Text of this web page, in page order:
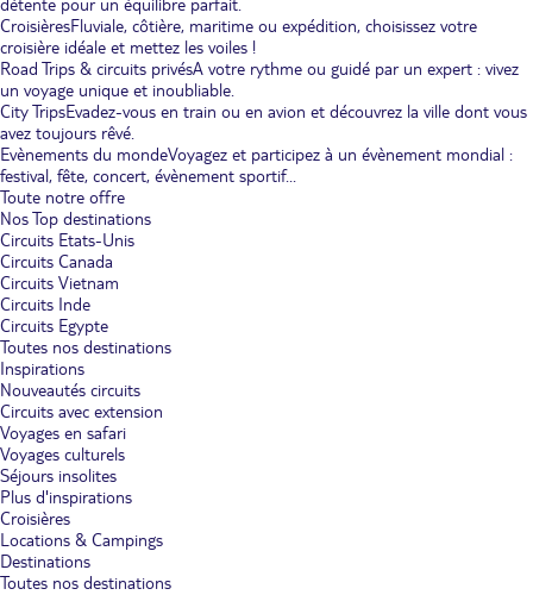
détente pour un équilibre parfait.
CroisièresFluviale, côtière, maritime ou expédition, choisissez votre
croisière idéale et mettez les voiles !
Road Trips & circuits privésA votre rythme ou guidé par un expert : vivez
un voyage unique et inoubliable.
City TripsEvadez-vous en train ou en avion et découvrez la ville dont vous
avez toujours rêvé.
Evènements du mondeVoyagez et participez à un évènement mondial :
festival, fête, concert, évènement sportif...
Toute notre offre
Nos Top destinations
Circuits Etats-Unis
Circuits Canada
Circuits Vietnam
Circuits Inde
Circuits Egypte
Toutes nos destinations
Inspirations
Nouveautés circuits
Circuits avec extension
Voyages en safari
Voyages culturels
Séjours insolites
Plus d'inspirations
Croisières
Locations & Campings
Destinations
Toutes nos destinations